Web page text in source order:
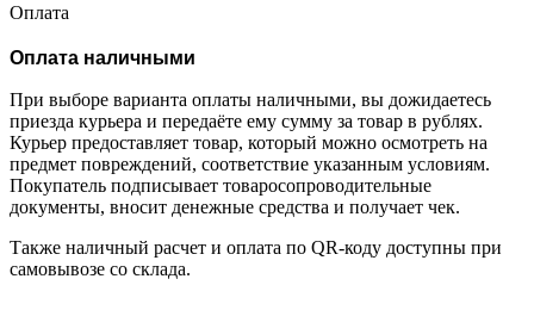
Оплата
Оплата наличными
При выборе варианта оплаты наличными, вы дожидаетесь
приезда курьера и передаёте ему сумму за товар в рублях.
Курьер предоставляет товар, который можно осмотреть на
предмет повреждений, соответствие указанным условиям.
Покупатель подписывает товаросопроводительные
документы, вносит денежные средства и получает чек.
Также наличный расчет и оплата по QR-коду доступны при
самовывозе со склада.